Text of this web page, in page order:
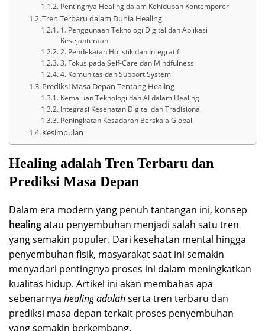
Pentingnya Healing dalam Kehidupan Kontemporer
Tren Terbaru dalam Dunia Healing
1. Penggunaan Teknologi Digital dan Aplikasi
Kesejahteraan
2. Pendekatan Holistik dan Integratif
3. Fokus pada Self-Care dan Mindfulness
4. Komunitas dan Support System
Prediksi Masa Depan Tentang Healing
Kemajuan Teknologi dan AI dalam Healing
Integrasi Kesehatan Digital dan Tradisional
Peningkatan Kesadaran Berskala Global
Kesimpulan
Healing adalah Tren Terbaru dan
Prediksi Masa Depan
Dalam era modern yang penuh tantangan ini, konsep
healingatau penyembuhan menjadi salah satu tren
yang semakin populer. Dari kesehatan mental hingga
penyembuhan fisik, masyarakat saat ini semakin
menyadari pentingnya proses ini dalam meningkatkan
kualitas hidup. Artikel ini akan membahas apa
sebenarnya healing adalahserta tren terbaru dan
prediksi masa depan terkait proses penyembuhan
yang semakin berkembang.